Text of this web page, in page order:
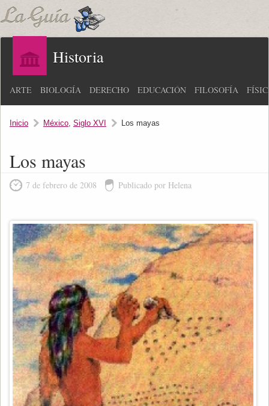
Historia
ARTE BIOLOGÍA DERECHO EDUCACIÓN FILOSOFÍA
Inicio México, Siglo XVI Los mayas
Los mayas
7 de febrero de 2008 Publicado por Helena